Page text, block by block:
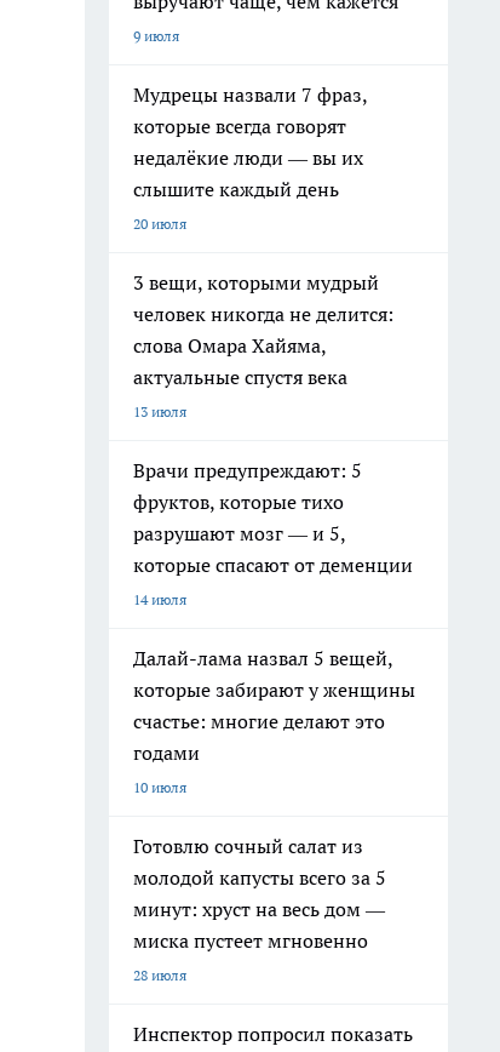
9 июля
Мудрецы назвали 7 фраз,
которые всегда говорят
недалёкие люди — вы их
слышите каждый день
20 июля
3 вещи, которыми мудрый
человек никогда не делится:
слова Омара Хайяма,
актуальные спустя века
13 июля
Врачи предупреждают: 5
фруктов, которые тихо
разрушают мозг — и 5,
которые спасают от деменции
14 июля
Далай-лама назвал 5 вещей,
которые забирают у женщины
счастье: многие делают это
годами
10 июля
Готовлю сочный салат из
молодой капусты всего за 5
минут: хруст на весь дом —
миска пустеет мгновенно
28 июля
Инспектор попросил показать